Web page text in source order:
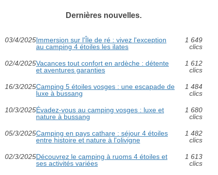
Dernières nouvelles.
03/4/2025Immersion sur l'Île de ré : vivez l'exception
au camping 4 étoiles les ilates
1 649
clics
02/4/2025Vacances tout confort en ardèche : détente
et aventures garanties
1 612
clics
16/3/2025Camping 5 étoiles vosges : une escapade de
luxe à bussang
1 484
clics
10/3/2025Évadez-vous au camping vosges : luxe et
nature à bussang
1 680
clics
05/3/2025Camping en pays cathare : séjour 4 étoiles
entre histoire et nature à l'olivigne
1 482
clics
02/3/2025Découvrez le camping à ruoms 4 étoiles et
ses activités variées
1 613
clics